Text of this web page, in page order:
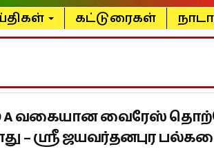
கட்டுரைகள்
A வகையான வைரேஸ்
– ஸ்ரீ ஜயவர்தனபுர